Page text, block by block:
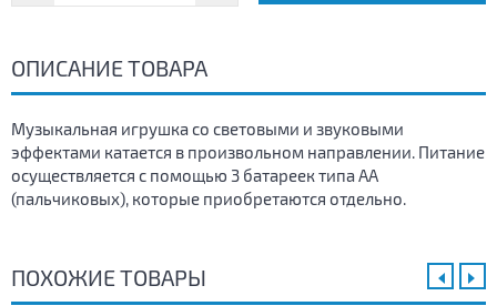
ОПИСАНИЕ ТОВАРА
Музыкальная игрушка со световыми и звуковыми
эффектами катается в произвольном направлении. Питание
осуществляется с помощью 3 батареек типа АА
(пальчиковых), которые приобретаются отдельно.
ПОХОЖИЕ ТОВАРЫ